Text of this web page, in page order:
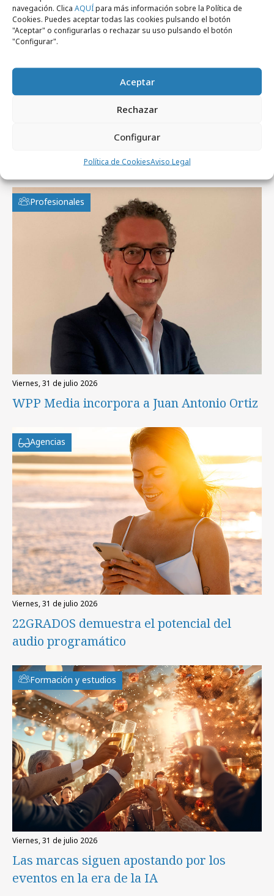
navegación. Clica AQUÍpara más información sobre la Política de
Cookies. Puedes aceptar todas las cookies pulsando el botón
"Aceptar" o configurarlas o rechazar su uso pulsando el botón
"Configurar".
Aceptar
Rechazar
Configurar
Política de CookiesAviso Legal
viernes, 22 de mayo 2026
mejora la satisfacción de empleados
Artículos recientes
Profesionales
viernes, 31 de julio 2026
WPP Media incorpora a Juan Antonio Ortiz
Agencias
viernes, 31 de julio 2026
22GRADOS demuestra el potencial del
audio programático
Formación y estudios
viernes, 31 de julio 2026
Las marcas siguen apostando por los
eventos en la era de la IA